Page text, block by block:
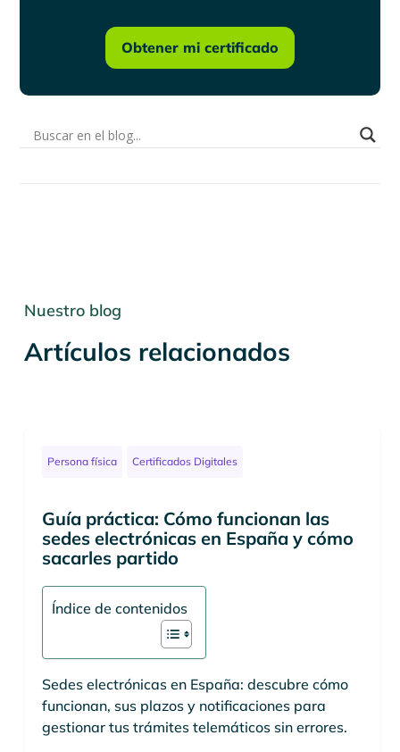
Obtener mi certificado
Nuestro blog
Artículos relacionados
Persona física Certificados Digitales
Guía práctica: Cómo funcionan las
sedes electrónicas en España y cómo
sacarles partido
Índice de contenidos
Sedes electrónicas en España: descubre cómo
funcionan, sus plazos y notificaciones para
gestionar tus trámites telemáticos sin errores.